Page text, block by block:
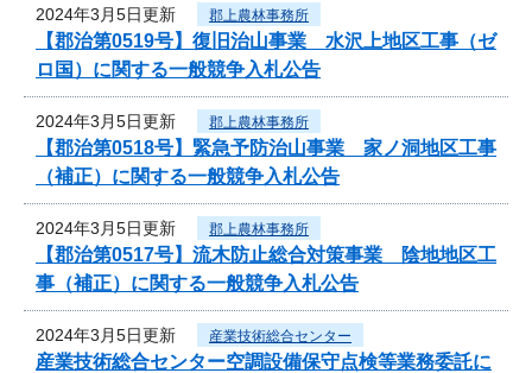
2024年3月5日更新 郡上農林事務所
【郡治第0519号】復旧治山事業 水沢上地区工事（ゼ
ロ国）に関する一般競争入札公告
2024年3月5日更新 郡上農林事務所
【郡治第0518号】緊急予防治山事業 家ノ洞地区工事
（補正）に関する一般競争入札公告
2024年3月5日更新 郡上農林事務所
【郡治第0517号】流木防止総合対策事業 陰地地区工
事（補正）に関する一般競争入札公告
2024年3月5日更新 産業技術総合センター
産業技術総合センター空調設備保守点検等業務委託に